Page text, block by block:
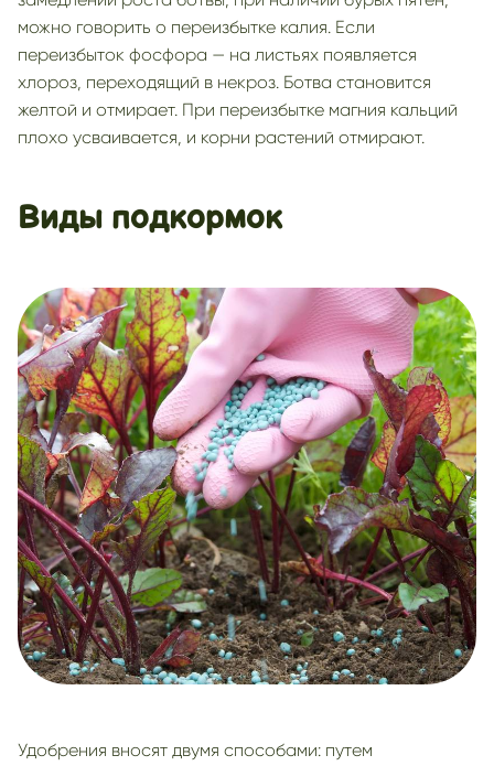
можно говорить о переизбытке калия. Если
переизбыток фосфора — на листьях появляется
хлороз, переходящий в некроз. Ботва становится
желтой и отмирает. При переизбытке магния кальций
плохо усваивается, и корни растений отмирают.
Виды подкормок
Удобрения вносят двумя способами: путем